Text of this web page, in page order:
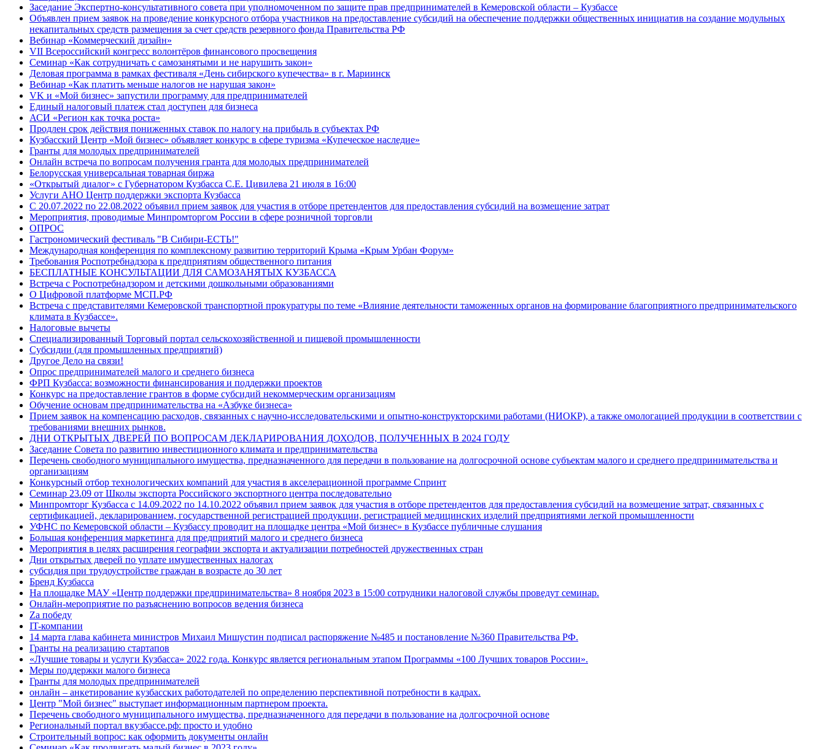
Заседание Экспертно-консультативного совета при уполномоченном по защите прав предпринимателей в Кемеровской области – Кузбассе
Объявлен прием заявок на проведение конкурсного отбора участников на предоставление субсидий на обеспечение поддержки общественных инициатив на создание модульных
некапитальных средств размещения за счет средств резервного фонда Правительства РФ
Вебинар «Коммерческий дизайн»
VII Всероссийский конгресс волонтёров финансового просвещения
Семинар «Как сотрудничать с самозанятыми и не нарушить закон»
Деловая программа в рамках фестиваля «День сибирского купечества» в г. Мариинск
Вебинар «Как платить меньше налогов не нарушая закон»
VK и «Мой бизнес» запустили программу для предпринимателей
Единый налоговый платеж стал доступен для бизнеса
АСИ «Регион как точка роста»
Продлен срок действия пониженных ставок по налогу на прибыль в субъектах РФ
Кузбасский Центр «Мой бизнес» объявляет конкурс в сфере туризма «Купеческое наследие»
Гранты для молодых предпринимателей
Онлайн встреча по вопросам получения гранта для молодых предпринимателей
Белорусская универсальная товарная биржа
«Открытый диалог» с Губернатором Кузбасса С.Е. Цивилева 21 июля в 16:00
Услуги АНО Центр поддержки экспорта Кузбасса
С 20.07.2022 по 22.08.2022 объявил прием заявок для участия в отборе претендентов для предоставления субсидий на возмещение затрат
Мероприятия, проводимые Минпромторгом России в сфере розничной торговли
ОПРОС
Гастрономический фестиваль "В Сибири-ЕСТЬ!"
Международная конференция по комплексному развитию территорий Крыма «Крым Урбан Форум»
Требования Роспотребнадзора к предприятиям общественного питания
БЕСПЛАТНЫЕ КОНСУЛЬТАЦИИ ДЛЯ САМОЗАНЯТЫХ КУЗБАССА
Встреча с Роспотребнадзором и детскими дошкольными образованиями
О Цифровой платформе МСП.РФ
Встреча с представителями Кемеровской транспортной прокуратуры по теме «Влияние деятельности таможенных органов на формирование благоприятного предпринимательского
климата в Кузбассе».
Налоговые вычеты
Специализированный Торговый портал сельскохозяйственной и пищевой промышленности
Субсидии (для промышленных предприятий)
Другое Дело на связи!
Опрос предпринимателей малого и среднего бизнеса
ФРП Кузбасса: возможности финансирования и поддержки проектов
Конкурс на предоставление грантов в форме субсидий некоммерческим организациям
Обучение основам предпринимательства на «Азбуке бизнеса»
Прием заявок на компенсацию расходов, связанных с научно-исследовательскими и опытно-конструкторскими работами (НИОКР), а также омологацией продукции в соответствии с
требованиями внешних рынков.
ДНИ ОТКРЫТЫХ ДВЕРЕЙ ПО ВОПРОСАМ ДЕКЛАРИРОВАНИЯ ДОХОДОВ, ПОЛУЧЕННЫХ В 2024 ГОДУ
Заседание Совета по развитию инвестиционного климата и предпринимательства
Перечень свободного муниципального имущества, предназначенного для передачи в пользование на долгосрочной основе субъектам малого и среднего предпринимательства и
организациям
Конкурсный отбор технологических компаний для участия в акселерационной программе Спринт
Семинар 23.09 от Школы экспорта Российского экспортного центра последовательно
Минпромторг Кузбасса с 14.09.2022 по 14.10.2022 объявил прием заявок для участия в отборе претендентов для предоставления субсидий на возмещение затрат, связанных с
сертификацией, декларированием, государственной регистрацией продукции, регистрацией медицинских изделий предприятиями легкой промышленности
УФНС по Кемеровской области – Кузбассу проводит на площадке центра «Мой бизнес» в Кузбассе публичные слушания
Большая конференция маркетинга для предприятий малого и среднего бизнеса
Мероприятия в целях расширения географии экспорта и актуализации потребностей дружественных стран
Дни открытых дверей по уплате имущественных налогах
субсидия при трудоустройстве граждан в возрасте до 30 лет
Бренд Кузбасса
На площадке МАУ «Центр поддержки предпринимательства» 8 ноября 2023 в 15:00 сотрудники налоговой службы проведут семинар.
Онлайн-мероприятие по разъяснению вопросов ведения бизнеса
Za победу
IT-компании
14 марта глава кабинета министров Михаил Мишустин подписал распоряжение №485 и постановление №360 Правительства РФ.
Гранты на реализацию стартапов
«Лучшие товары и услуги Кузбасса» 2022 года. Конкурс является региональным этапом Программы «100 Лучших товаров России».
Меры поддержки малого бизнеса
Гранты для молодых предпринимателей
онлайн – анкетирование кузбасских работодателей по определению перспективной потребности в кадрах.
Центр "Мой бизнес" выступает информационным партнером проекта.
Перечень свободного муниципального имущества, предназначенного для передачи в пользование на долгосрочной основе
Региональный портал вкузбассе.рф: просто и удобно
Строительный вопрос: как оформить документы онлайн